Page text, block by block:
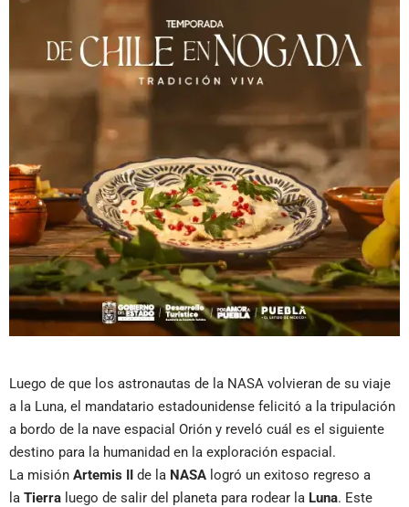
Luego de que los astronautas de la NASA volvieran de su viaje
a la Luna, el mandatario estadounidense felicitó a la tripulación
a bordo de la nave espacial Orión y reveló cuál es el siguiente
destino para la humanidad en la exploración espacial.
La misión Artemis II de la NASA logró un exitoso regreso a
la Tierra luego de salir del planeta para rodear la Luna. Este